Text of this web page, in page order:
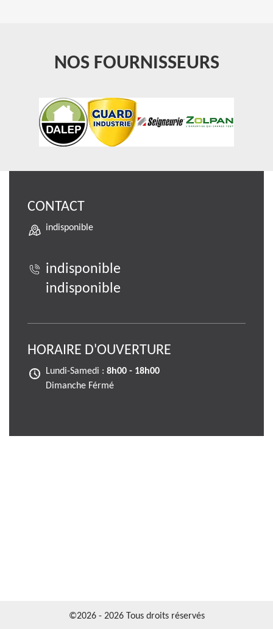
NOS FOURNISSEURS
CONTACT
indisponible
indisponible
indisponible
HORAIRE D'OUVERTURE
Lundi-Samedi : 8h00 - 18h00
Dimanche Férmé
©2026 - 2026 Tous droits réservés